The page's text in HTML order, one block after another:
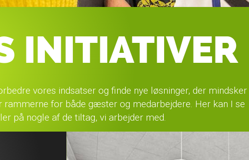
INITIATIVER
vores indsatser og finde nye løsninger, der mindsker
for både gæster og medarbejdere. Her kan I se
på nogle af de tiltag, vi arbejder med.